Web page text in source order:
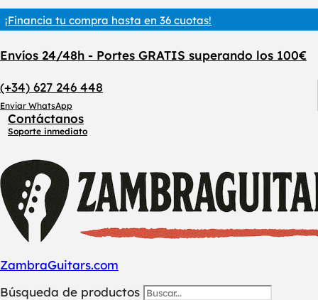
¡Financia tu compra hasta en 36 cuotas!
Envíos 24/48h - Portes GRATIS superando los 100€
(+34) 627 246 448
Enviar WhatsApp
Contáctanos
Soporte inmediato
ZambraGuitars.com
Búsqueda de productos